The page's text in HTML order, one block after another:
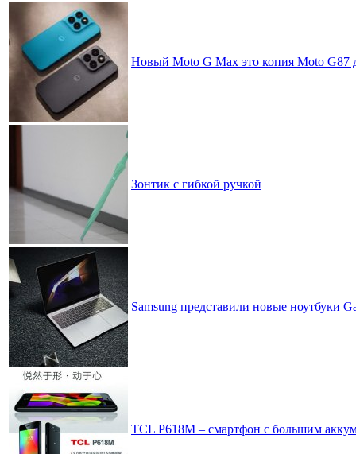
Новый Moto G Max это копия Moto G87
Зонтик с гибкой ручкой
Samsung представили новые ноутбуки
TCL P618M – смартфон с большим